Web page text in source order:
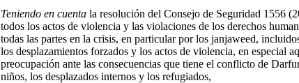
Teniendo en cuenta la resolución del Consejo de Seguridad 1556
todos los actos de violencia y las violaciones de los derechos
todas las partes en la crisis, en particular por los janjaweed,
los desplazamientos forzados y los actos de violencia, en especial
preocupación ante las consecuencias que tiene el conflicto de
niños, los desplazados internos y los refugiados,